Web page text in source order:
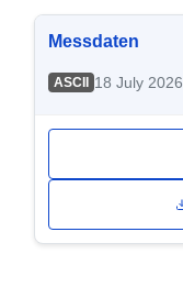
Messdaten
ASCII 18 July 2026